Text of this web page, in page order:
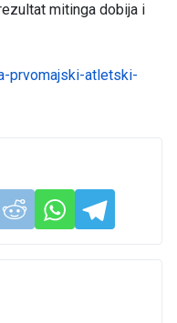
mitinga dobija i
prvomajski-atletski-